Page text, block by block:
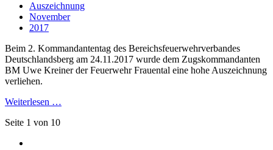
Auszeichnung
November
2017
Beim 2. Kommandantentag des Bereichsfeuerwehrverbandes
Deutschlandsberg am 24.11.2017 wurde dem Zugskommandanten
BM Uwe Kreiner der Feuerwehr Frauental eine hohe Auszeichnung
verliehen.
Weiterlesen …
Seite 1 von 10